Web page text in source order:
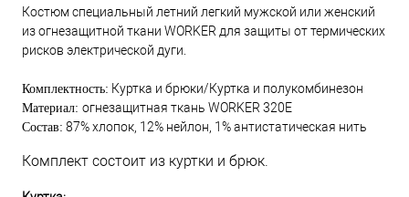
Костюм специальный летний легкий мужской или женский
из огнезащитной ткани WORKER для защиты от термических
рисков электрической дуги.
Комплектность: Куртка и брюки/Куртка и полукомбинезон
Материал: огнезащитная ткань WORKER 320E
Состав: 87% хлопок, 12% нейлон, 1% антистатическая нить
Комплект состоит из куртки и брюк.